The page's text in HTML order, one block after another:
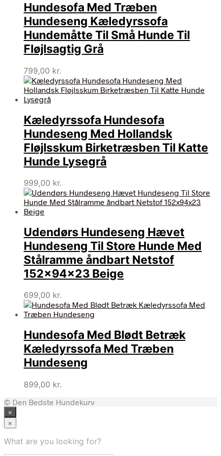
Hundesofa Med Træben
Hundeseng Kæledyrssofa
Hundemåtte Til Små Hunde Til
Fløjlsagtig Grå
799,00 kr.
Kæledyrssofa Hundesofa
Hundeseng Med Hollandsk
Fløjlsskum Birketræsben Til Katte
Hunde Lysegrå
999,00 kr.
Udendørs Hundeseng Hævet
Hundeseng Til Store Hunde Med
Stålramme åndbart Netstof
152x94x23 Beige
699,00 kr.
Hundesofa Med Blødt Betræk
Kæledyrssofa Med Træben
Hundeseng
899,00 kr.
© Den Bedste Hundekurv
×
×
What are you looking for?